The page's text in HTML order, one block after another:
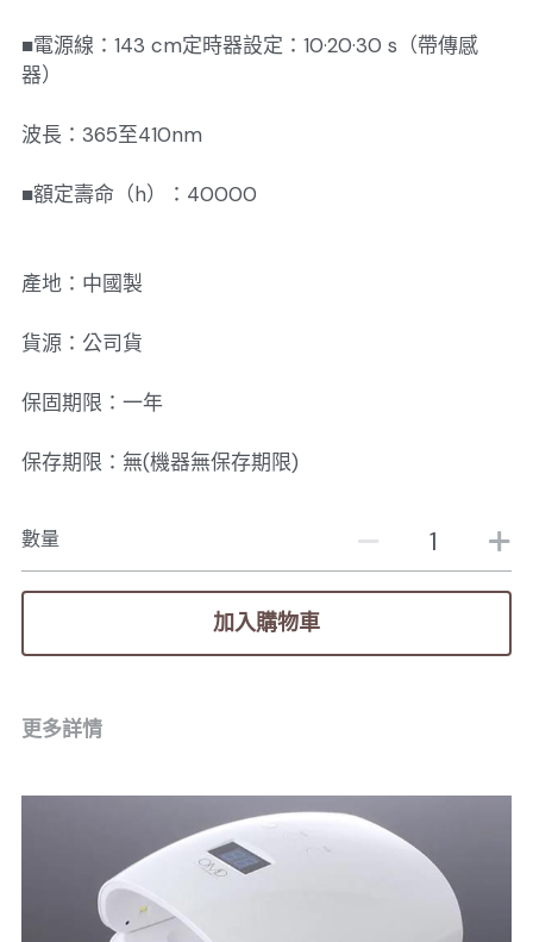
■電源線：143 cm定時器設定：10·20·30 s（帶傳感
器）
波長：365至410nm
■額定壽命（h）：40000
產地：中國製
貨源：公司貨
保固期限：一年
保存期限：無(機器無保存期限)
數量
加入購物車
更多詳情